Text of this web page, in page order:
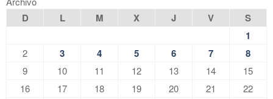
D L M X J V
S
1
2 3 4 5 6 7 8
9 10 11 12 13 14
15
16
17 18 19 20 21
22